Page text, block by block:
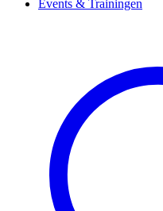
Events & Trainingen